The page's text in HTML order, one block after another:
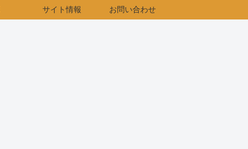
サイト情報 お問い合わせ